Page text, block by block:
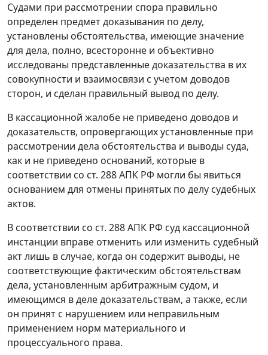
Судами при рассмотрении спора правильно
определен предмет доказывания по делу,
установлены обстоятельства, имеющие значение
для дела, полно, всесторонне и объективно
исследованы представленные доказательства в их
совокупности и взаимосвязи с учетом доводов
сторон, и сделан правильный вывод по делу.
В кассационной жалобе не приведено доводов и
доказательств, опровергающих установленные при
рассмотрении дела обстоятельства и выводы суда,
как и не приведено оснований, которые в
соответствии со ст. 288АПК РФ могли бы явиться
основанием для отмены принятых по делу судебных
актов.
В соответствии со ст. 288АПК РФ суд кассационной
инстанции вправе отменить или изменить судебный
акт лишь в случае, когда он содержит выводы, не
соответствующие фактическим обстоятельствам
дела, установленным арбитражным судом, и
имеющимся в деле доказательствам, а также, если
он принят с нарушением или неправильным
применением норм материального и
процессуального права.